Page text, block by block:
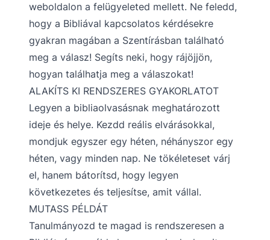
weboldalon a felügyeleted mellett. Ne feledd,
hogy a Bibliával kapcsolatos kérdésekre
gyakran magában a Szentírásban található
meg a válasz! Segíts neki, hogy rájöjjön,
hogyan találhatja meg a válaszokat!
ALAKÍTS KI RENDSZERES GYAKORLATOT
Legyen a bibliaolvasásnak meghatározott
ideje és helye. Kezdd reális elvárásokkal,
mondjuk egyszer egy héten, néhányszor egy
héten, vagy minden nap. Ne tökéleteset várj
el, hanem bátorítsd, hogy legyen
következetes és teljesítse, amit vállal.
MUTASS PÉLDÁT
Tanulmányozd te magad is rendszeresen a